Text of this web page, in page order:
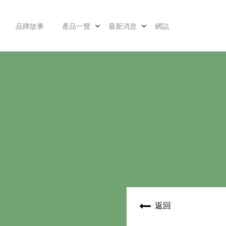
品牌故事 產品一覽 最新消息 網誌
返回